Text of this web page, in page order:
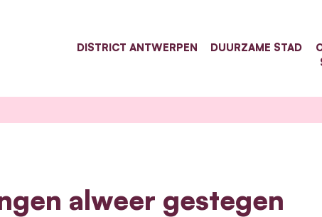
DISTRICT ANTWERPEN DUURZAME STAD
alweer gestegen